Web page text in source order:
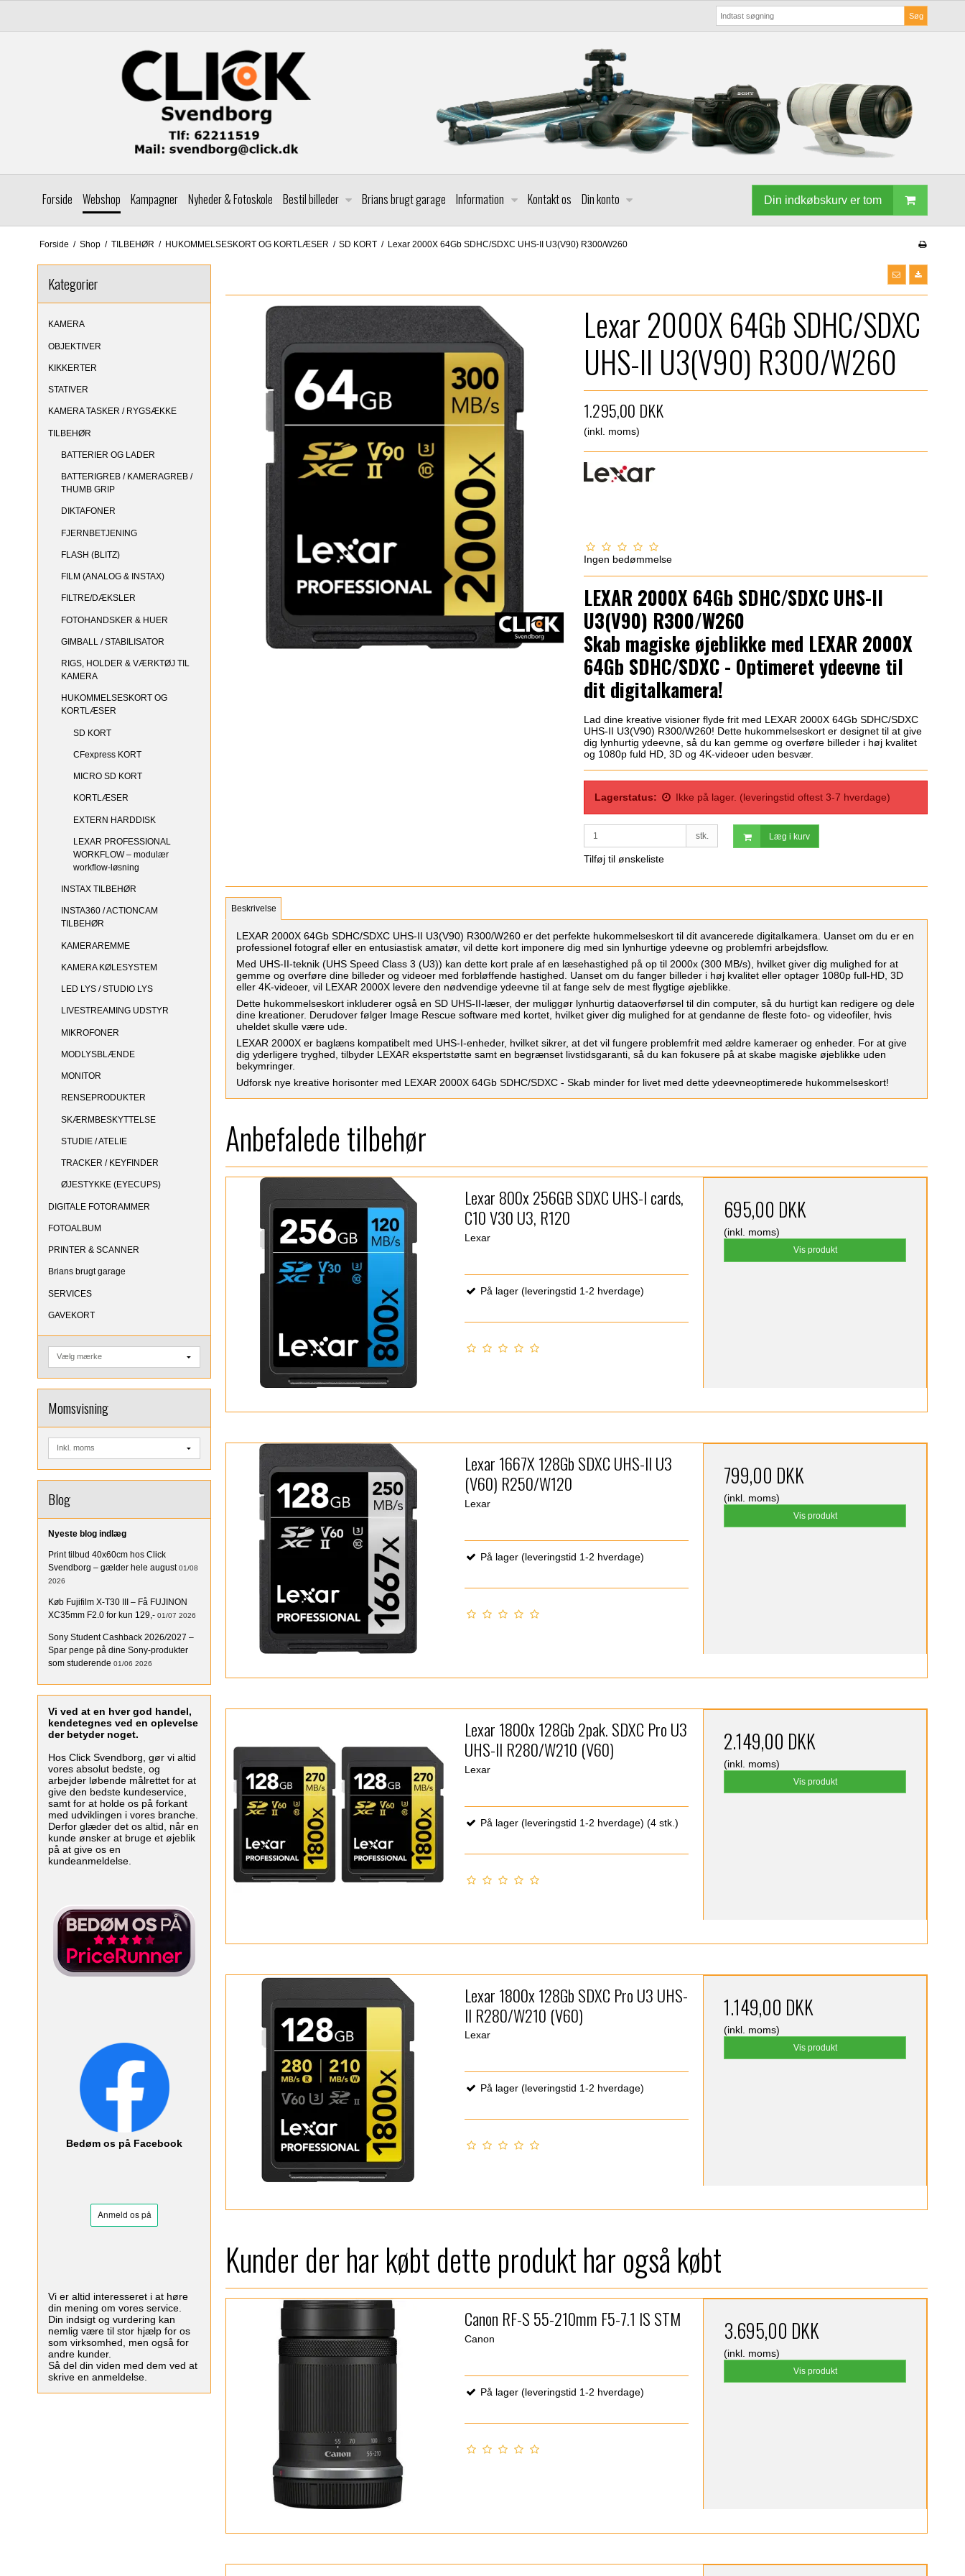
Søg
Forside Webshop Kampagner Nyheder & Fotoskole Bestil billeder Brians brugt garage Information Kontakt os Din konto Din indkøbskurv er tom
Forside / Shop / TILBEHØR / HUKOMMELSESKORT OG KORTLÆSER / SD KORT / Lexar 2000X 64Gb SDHC/SDXC UHS-II U3(V90) R300/W260
Kategorier
KAMERA
OBJEKTIVER
KIKKERTER
STATIVER
KAMERA TASKER / RYGSÆKKE
TILBEHØR
BATTERIER OG LADER
BATTERIGREB / KAMERAGREB /
THUMB GRIP
DIKTAFONER
FJERNBETJENING
FLASH (BLITZ)
FILM (ANALOG & INSTAX)
FILTRE/DÆKSLER
FOTOHANDSKER & HUER
GIMBALL / STABILISATOR
RIGS, HOLDER & VÆRKTØJ TIL
KAMERA
HUKOMMELSESKORT OG
KORTLÆSER
SD KORT
CFexpress KORT
MICRO SD KORT
KORTLÆSER
EXTERN HARDDISK
LEXAR PROFESSIONAL
WORKFLOW – modulær
workflow-løsning
INSTAX TILBEHØR
INSTA360 / ACTIONCAM
TILBEHØR
KAMERAREMME
KAMERA KØLESYSTEM
LED LYS / STUDIO LYS
LIVESTREAMING UDSTYR
MIKROFONER
MODLYSBLÆNDE
MONITOR
RENSEPRODUKTER
SKÆRMBESKYTTELSE
STUDIE / ATELIE
TRACKER / KEYFINDER
ØJESTYKKE (EYECUPS)
DIGITALE FOTORAMMER
FOTOALBUM
PRINTER & SCANNER
Brians brugt garage
SERVICES
GAVEKORT
Momsvisning
Blog
Nyeste blog indlæg
Print tilbud 40x60cm hos Click
Svendborg – gælder hele august 01/08
2026
Køb Fujifilm X-T30 III – Få FUJINON
XC35mm F2.0 for kun 129,- 01/07 2026
Sony Student Cashback 2026/2027 –
Spar penge på dine Sony-produkter
som studerende 01/06 2026
Vi ved at en hver god handel,
kendetegnes ved en oplevelse
der betyder noget.
Hos Click Svendborg, gør vi altid
vores absolut bedste, og
arbejder løbende målrettet for at
give den bedste kundeservice,
samt for at holde os på forkant
med udviklingen i vores branche.
Derfor glæder det os altid, når en
kunde ønsker at bruge et øjeblik
på at give os en
kundeanmeldelse.
Bedøm os på Facebook
Vi er altid interesseret i at høre
din mening om vores service.
Din indsigt og vurdering kan
nemlig være til stor hjælp for os
som virksomhed, men også for
andre kunder.
Så del din viden med dem ved at
skrive en anmeldelse.
Lexar 2000X 64Gb SDHC/SDXC
UHS-II U3(V90) R300/W260
1.295,00 DKK
(inkl. moms)
Ingen bedømmelse
LEXAR 2000X 64Gb SDHC/SDXC UHS-II
U3(V90) R300/W260
Skab magiske øjeblikke med LEXAR 2000X
64Gb SDHC/SDXC - Optimeret ydeevne til
dit digitalkamera!
Lad dine kreative visioner flyde frit med LEXAR 2000X 64Gb SDHC/SDXC
UHS-II U3(V90) R300/W260! Dette hukommelseskort er designet til at give
dig lynhurtig ydeevne, så du kan gemme og overføre billeder i høj kvalitet
og 1080p fuld HD, 3D og 4K-videoer uden besvær.
Lagerstatus: Ikke på lager. (leveringstid oftest 3-7 hverdage)
stk. Læg i kurv
Tilføj til ønskeliste
Beskrivelse
LEXAR 2000X 64Gb SDHC/SDXC UHS-II U3(V90) R300/W260 er det perfekte hukommelseskort til dit avancerede digitalkamera. Uanset om du er en
professionel fotograf eller en entusiastisk amatør, vil dette kort imponere dig med sin lynhurtige ydeevne og problemfri arbejdsflow.
Med UHS-II-teknik (UHS Speed Class 3 (U3)) kan dette kort prale af en læsehastighed på op til 2000x (300 MB/s), hvilket giver dig mulighed for at
gemme og overføre dine billeder og videoer med forbløffende hastighed. Uanset om du fanger billeder i høj kvalitet eller optager 1080p full-HD, 3D
eller 4K-videoer, vil LEXAR 2000X levere den nødvendige ydeevne til at fange selv de mest flygtige øjeblikke.
Dette hukommelseskort inkluderer også en SD UHS-II-læser, der muliggør lynhurtig dataoverførsel til din computer, så du hurtigt kan redigere og dele
dine kreationer. Derudover følger Image Rescue software med kortet, hvilket giver dig mulighed for at gendanne de fleste foto- og videofiler, hvis
uheldet skulle være ude.
LEXAR 2000X er baglæns kompatibelt med UHS-I-enheder, hvilket sikrer, at det vil fungere problemfrit med ældre kameraer og enheder. For at give
dig yderligere tryghed, tilbyder LEXAR ekspertstøtte samt en begrænset livstidsgaranti, så du kan fokusere på at skabe magiske øjeblikke uden
bekymringer.
Udforsk nye kreative horisonter med LEXAR 2000X 64Gb SDHC/SDXC - Skab minder for livet med dette ydeevneoptimerede hukommelseskort!
Anbefalede tilbehør
Lexar 800x 256GB SDXC UHS-I cards,
C10 V30 U3, R120
Lexar
På lager (leveringstid 1-2 hverdage)
695,00 DKK
(inkl. moms)
Vis produkt
Lexar 1667X 128Gb SDXC UHS-II U3
(V60) R250/W120
Lexar
På lager (leveringstid 1-2 hverdage)
799,00 DKK
(inkl. moms)
Vis produkt
Lexar 1800x 128Gb 2pak. SDXC Pro U3
UHS-II R280/W210 (V60)
Lexar
På lager (leveringstid 1-2 hverdage) (4 stk.)
2.149,00 DKK
(inkl. moms)
Vis produkt
Lexar 1800x 128Gb SDXC Pro U3 UHS-
II R280/W210 (V60)
Lexar
På lager (leveringstid 1-2 hverdage)
1.149,00 DKK
(inkl. moms)
Vis produkt
Kunder der har købt dette produkt har også købt
Canon RF-S 55-210mm F5-7.1 IS STM
Canon
På lager (leveringstid 1-2 hverdage)
3.695,00 DKK
(inkl. moms)
Vis produkt